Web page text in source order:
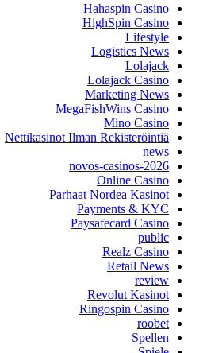
Hahaspin Casino
HighSpin Casino
Lifestyle
Logistics News
Lolajack
Lolajack Casino
Marketing News
MegaFishWins Casino
Mino Casino
Nettikasinot Ilman Rekisteröintiä
news
novos-casinos-2026
Online Casino
Parhaat Nordea Kasinot
Payments & KYC
Paysafecard Casino
public
Realz Casino
Retail News
review
Revolut Kasinot
Ringospin Casino
roobet
Spellen